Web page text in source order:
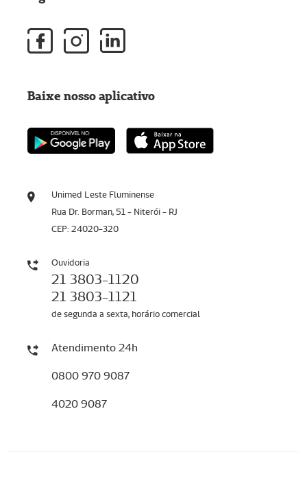
Unimed Leste Fluminense
Rua Dr. Borman, 51 - Niterói - RJ
CEP: 24020-320
Ouvidoria
21 3803-1120
21 3803-1121
de segunda a sexta, horário comercial
Atendimento 24h
0800 970 9087
4020 9087
Baixe nosso aplicativo